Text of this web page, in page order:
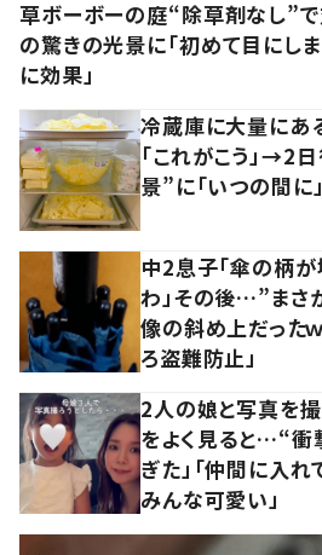
草ボーボーの庭“除草剤なし”
の驚きの光景に「初めて目にし
に効果」
冷蔵庫に大量にあ
「これがこう」→2
景”に「いつの間に
中2息子「傘の柄が
わ」その後…”まさ
像の斜め上だったｗ
ろ盗難防止」
2人の娘と写真を撮
をよく見ると…“衝
ぎた」「仲間に入れ
みんな可愛い」